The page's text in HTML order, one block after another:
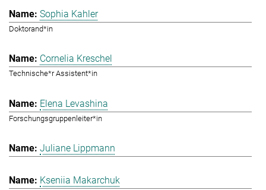
Sophia Kahler
Doktorand*in
Cornelia Kreschel
Technische*r Assistent*in
Elena Levashina
Forschungsgruppenleiter*in
Juliane Lippmann
Kseniia Makarchuk